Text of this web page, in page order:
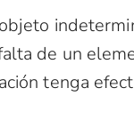
de un
tenga